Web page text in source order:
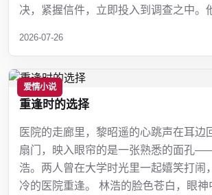
决，紧握信件，立即投入到调查之中。
2026-07-26
爱情小说
重逢时的选择
医院的走廊里，黎昭遥的心跳声在耳边
扇门，映入眼帘的是一张熟悉的面孔
浩。两人曾在大学时光里一起嬉笑打闹
冷的医院重逢。 林浩的脸色苍白，眼神